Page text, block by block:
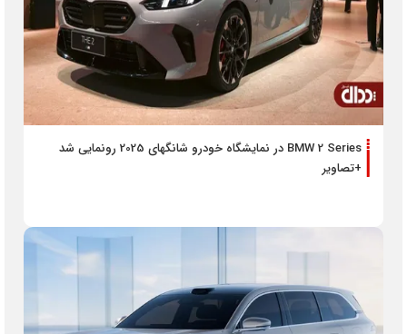
BMW 2 Series در نمایشگاه خودرو شانگهای 2025 رونمایی شد
+تصاویر